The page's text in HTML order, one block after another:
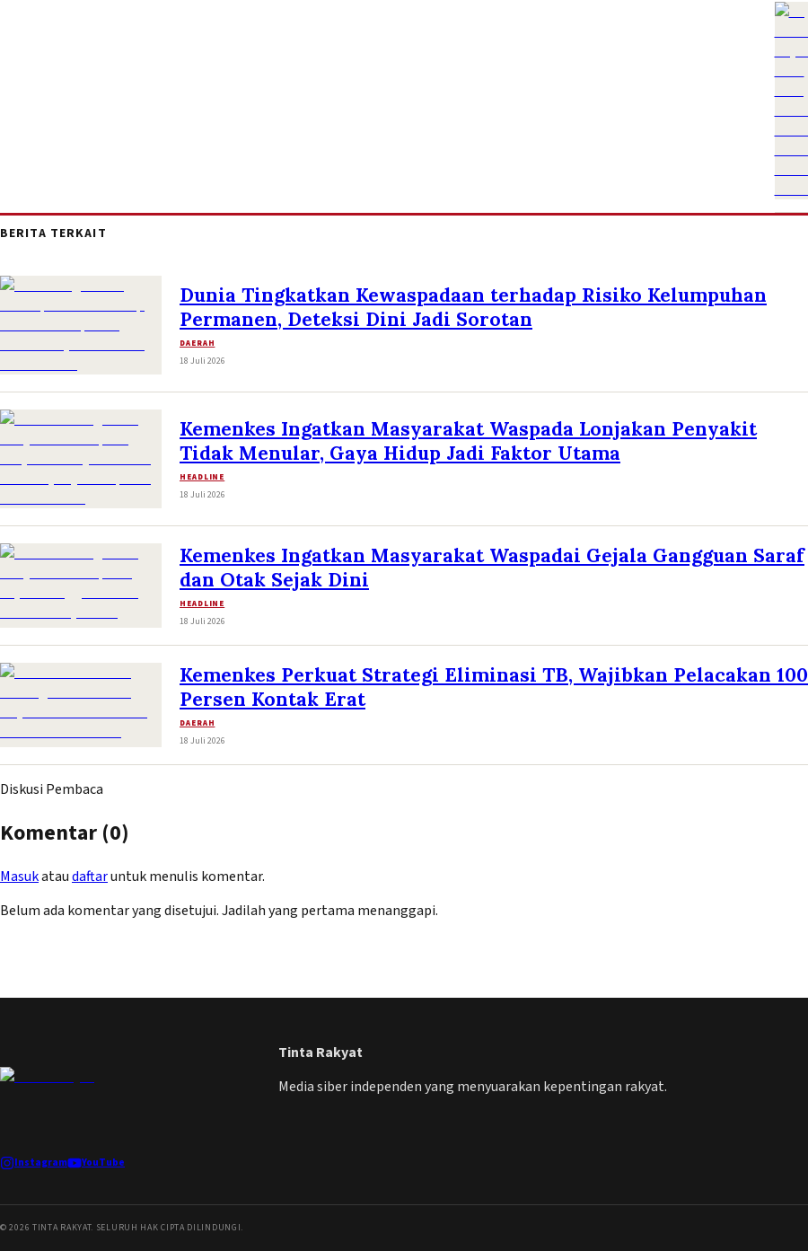
BERITA TERKAIT
Dunia Tingkatkan Kewaspadaan terhadap Risiko Kelumpuhan
Permanen, Deteksi Dini Jadi Sorotan
DAERAH
18 Juli 2026
Kemenkes Ingatkan Masyarakat Waspada Lonjakan Penyakit
Tidak Menular, Gaya Hidup Jadi Faktor Utama
HEADLINE
18 Juli 2026
Kemenkes Ingatkan Masyarakat Waspadai Gejala Gangguan Saraf
dan Otak Sejak Dini
HEADLINE
18 Juli 2026
Kemenkes Perkuat Strategi Eliminasi TB, Wajibkan Pelacakan 100
Persen Kontak Erat
DAERAH
18 Juli 2026
Diskusi Pembaca
Komentar (0)
Masukataudaftaruntuk menulis komentar.
Belum ada komentar yang disetujui. Jadilah yang pertama menanggapi.
Tinta Rakyat
Media siber independen yang menyuarakan kepentingan rakyat.
Instagram YouTube
©2026 TINTA RAKYAT. SELURUH HAK CIPTA DILINDUNGI.